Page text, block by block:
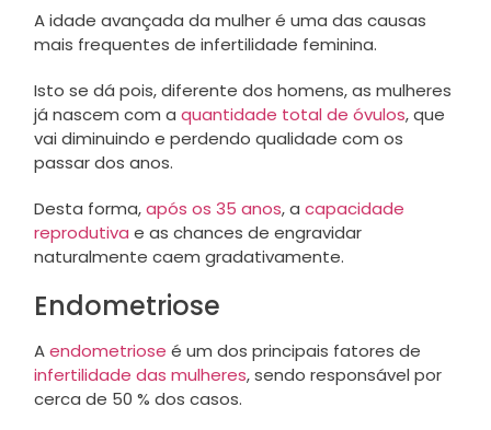
A idade avançada da mulher é uma das causas
mais frequentes de infertilidade feminina.
Isto se dá pois, diferente dos homens, as mulheres
já nascem com a quantidade total de óvulos, que
vai diminuindo e perdendo qualidade com os
passar dos anos.
Desta forma,após os 35 anos, a capacidade
reprodutiva e as chances de engravidar
naturalmente caem gradativamente.
Endometriose
Aendometriose é um dos principais fatores de
infertilidade das mulheres, sendo responsável por
cerca de 50 % dos casos.